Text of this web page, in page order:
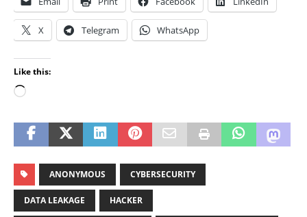
X Telegram WhatsApp
Like this:
ANONYMOUS CYBERSECURITY
DATA LEAKAGE HACKER